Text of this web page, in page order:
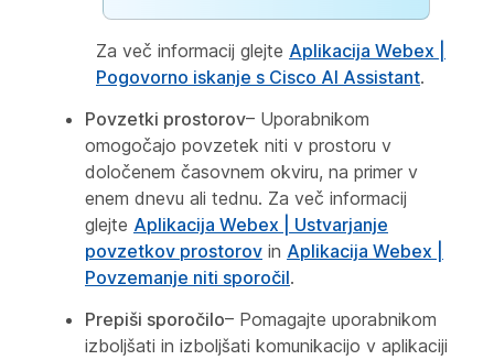
Za več informacij glejte Aplikacija Webex |
Pogovorno iskanje s Cisco AI Assistant.
Povzetki prostorov– Uporabnikom
omogočajo povzetek niti v prostoru v
določenem časovnem okviru, na primer v
enem dnevu ali tednu. Za več informacij
glejte Aplikacija Webex | Ustvarjanje
povzetkov prostorov in Aplikacija Webex |
Povzemanje niti sporočil.
Prepiši sporočilo– Pomagajte uporabnikom
izboljšati in izboljšati komunikacijo v aplikaciji